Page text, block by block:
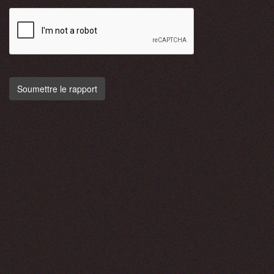
Soumettre le rapport